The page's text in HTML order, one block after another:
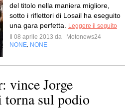
del titolo nella maniera migliore,
sotto i riflettori di Losail ha eseguito
una gara perfetta.
Leggere il seguito
Il 08 aprile 2013 da
Motonews24
NONE NONE
vince Jorge
torna sul podio